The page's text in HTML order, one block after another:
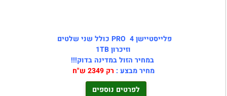
פלייסטיישן 4 PRO כולל שני שלטים
וזיכרון 1TB
במחיר הזול במדינה בדוק!!!
מחיר מבצע : רק 2349 ש"ח
לפרטים נוספים